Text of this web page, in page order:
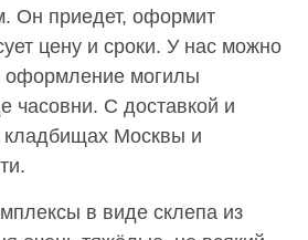
Он приедет, оформит
цену и сроки. У нас можно
оформление могилы
часовни. С доставкой и
кладбищах Москвы и
в виде склепа из